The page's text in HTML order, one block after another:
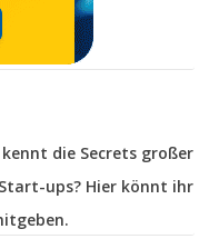
die Secrets großer
ups? Hier könnt ihr